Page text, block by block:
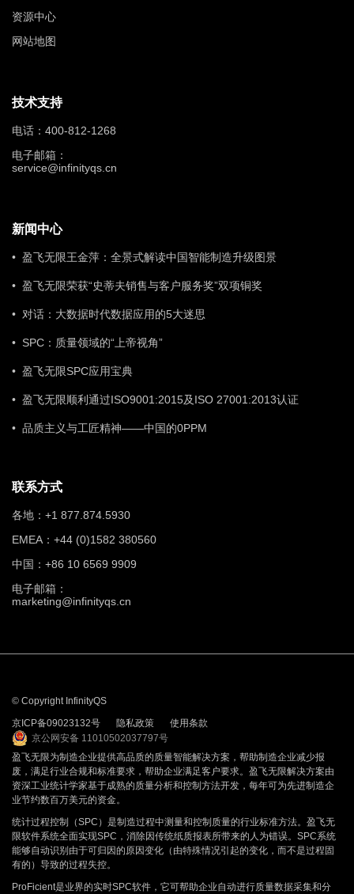
资源中心
网站地图
技术支持
电话：400-812-1268
电子邮箱：
service@infinityqs.cn
新闻中心
• 盈飞无限王金萍：全景式解读中国智能制造升级图景
• 盈飞无限荣获“史蒂夫销售与客户服务奖”双项铜奖
• 对话：大数据时代数据应用的5大迷思
• SPC：质量领域的“上帝视角”
• 盈飞无限SPC应用宝典
• 盈飞无限顺利通过ISO9001:2015及ISO 27001:2013认证
• 品质主义与工匠精神——中国的0PPM
联系方式
各地：+1 877.874.5930
EMEA：+44 (0)1582 380560
中国：+86 10 6569 9909
电子邮箱：
marketing@infinityqs.cn
© Copyright InfinityQS
京ICP备09023132号
隐私政策
使用条款
京公网安备 11010502037797号
盈飞无限为制造企业提供高品质的质量智能解决方案，帮助制造企业减少报
废，满足行业合规和标准要求，帮助企业满足客户要求。盈飞无限解决方案由
资深工业统计学家基于成熟的质量分析和控制方法开发，每年可为先进制造企
业节约数百万美元的资金。
统计过程控制（SPC）是制造过程中测量和控制质量的行业标准方法。盈飞无
限软件系统全面实现SPC，消除因传统纸质报表所带来的人为错误。SPC系统
能够自动识别由于可归因的原因变化（由特殊情况引起的变化，而不是过程固
有的）导致的过程失控。
ProFicient是业界的实时SPC软件，它可帮助企业自动进行质量数据采集和分